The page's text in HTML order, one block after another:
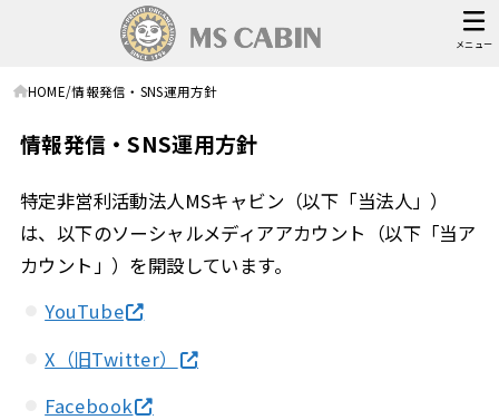
メニュー
HOME 情報発信・SNS運用方針
情報発信・SNS運用方針
特定非営利活動法人MSキャビン（以下「当法人」）
は、以下のソーシャルメディアアカウント（以下「当ア
カウント」）を開設しています。
YouTube
X（旧Twitter）
Facebook